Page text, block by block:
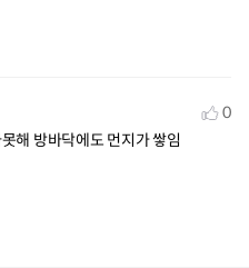
0
해 방바닥에도 먼지가 쌓임